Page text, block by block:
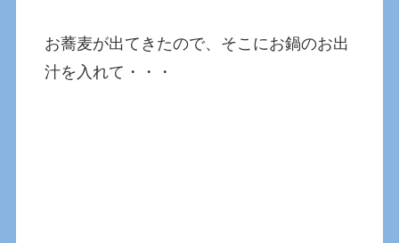
お蕎麦が出てきたので、そこにお鍋のお出
汁を入れて・・・